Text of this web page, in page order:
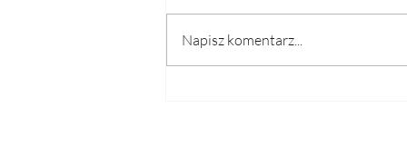
Napisz komentarz...